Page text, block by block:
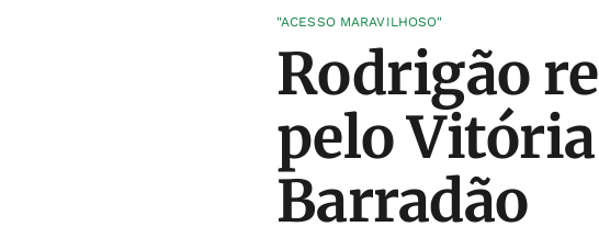
"ACESSO MARAVILHOSO"
Rodrigão
pelo
Barradão